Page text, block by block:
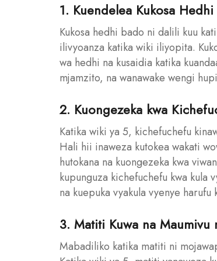
1. Kuendelea Kukosa Hedhi
Kukosa hedhi bado ni dalili kuu
ilivyoanza katika wiki iliyopita.
wa hedhi na kusaidia katika
mjamzito, na wanawake wengi
2. Kuongezeka kwa
Katika wiki ya 5, kichefuchefu
Hali hii inaweza kutokea wakati
hutokana na kuongezeka kwa
kupunguza kichefuchefu kwa kula
na kuepuka vyakula vyenye
3. Matiti Kuwa na Maumivu
Mabadiliko katika matiti ni